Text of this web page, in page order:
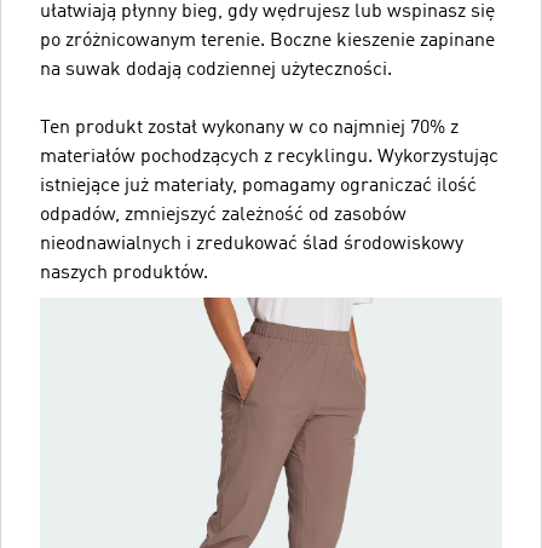
ułatwiają płynny bieg, gdy wędrujesz lub wspinasz się
po zróżnicowanym terenie. Boczne kieszenie zapinane
na suwak dodają codziennej użyteczności.
Ten produkt został wykonany w co najmniej 70% z
materiałów pochodzących z recyklingu. Wykorzystując
istniejące już materiały, pomagamy ograniczać ilość
odpadów, zmniejszyć zależność od zasobów
nieodnawialnych i zredukować ślad środowiskowy
naszych produktów.